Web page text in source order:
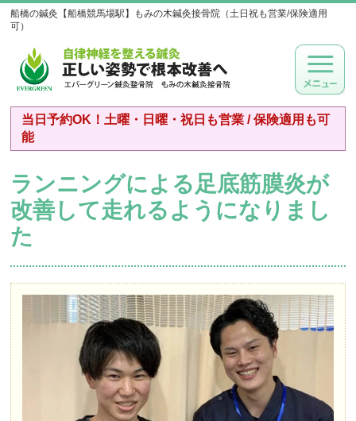
船橋の鍼灸【船橋競馬場駅】もみの木鍼灸接骨院（土日祝も営業/保険適用
可）
当日予約OK！土曜・日曜・祝日も営業 / 保険適用も可
能
ランニングによる足底筋膜炎が
改善して走れるようになりまし
た